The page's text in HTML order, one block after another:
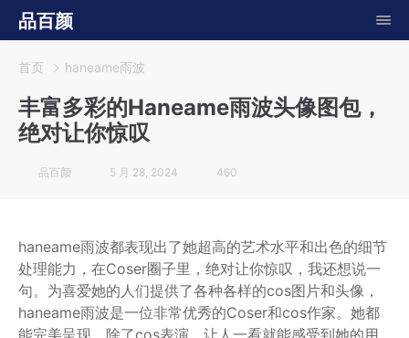
品百颜
首页 haneame雨波
丰富多彩的Haneame雨波头像图包，
绝对让你惊叹
品百颜 5 月 28, 2024 460
haneame雨波都表现出了她超高的艺术水平和出色的细节
处理能力，在Coser圈子里，绝对让你惊叹，我还想说一
句。为喜爱她的人们提供了各种各样的cos图片和头像，
haneame雨波是一位非常优秀的Coser和cos作家。她都
能完美呈现，除了cos表演，让人一看就能感受到她的用